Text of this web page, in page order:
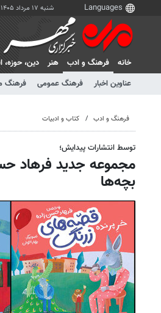
شنبه ۱۷ مرداد ۱۴۰۵
خانه
فرهنگ و ادب
عناوین اخبار
فرهنگ عمومی فرهنگ
هنر دين، حوزه،
فرهنگ و ادب کتاب و ادبیات
توسط انتشارات پیدایش؛
مجموعه جدید فرهاد
بچه‌ها